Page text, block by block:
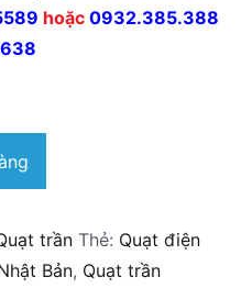
hoặc 0932.385.388
trần Thẻ: Quạt điện
Bản, Quạt trần